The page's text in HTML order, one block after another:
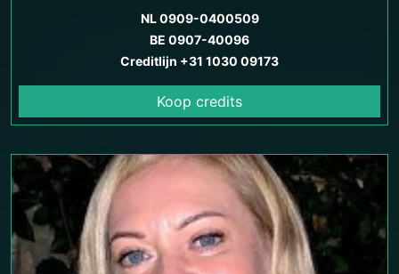
NL 0909-0400509
BE 0907-40096
Creditlijn +31 1030 09173
Koop credits